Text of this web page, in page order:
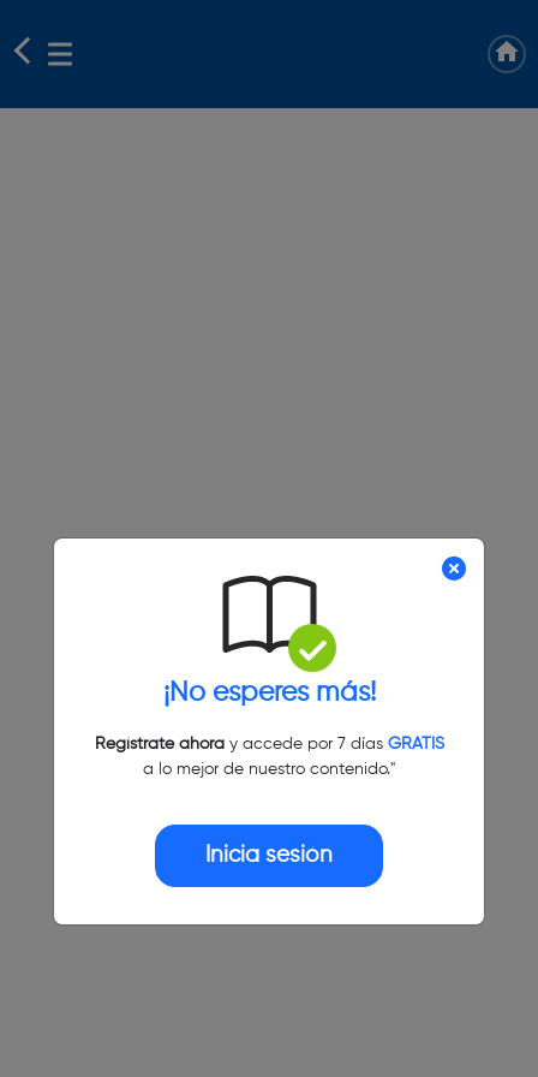
¡No esperes más!
Regístrate ahoray accede por 7 días GRATIS
a lo mejor de nuestro contenido."
Inicia sesión